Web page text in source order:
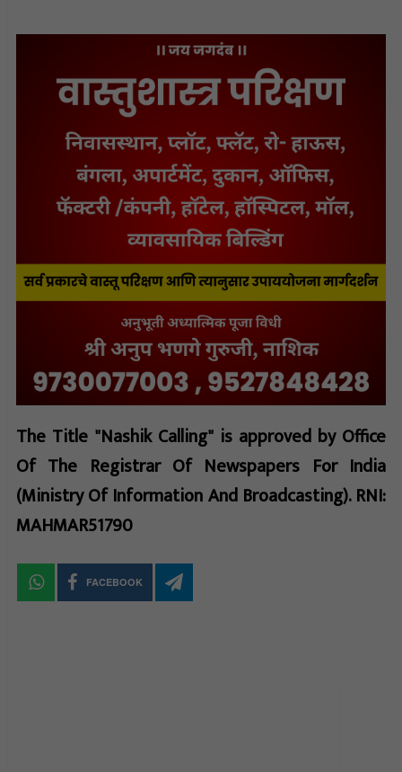
The Title "Nashik Calling" is approved by Office
Of The Registrar Of Newspapers For India
(Ministry Of Information And Broadcasting). RNI:
MAHMAR51790
FACEBOOK